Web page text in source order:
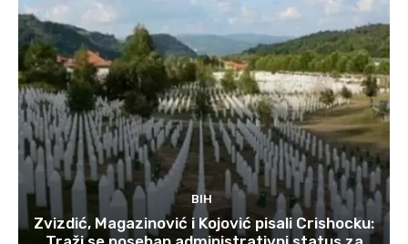
BIH
Zvizdić, Magazinović i Kojović pisali Crishocku: